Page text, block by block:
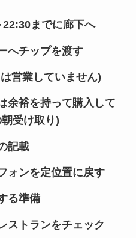
までに廊下へ
へチップを渡す
営業していません)
余裕を持って購入して
受け取り)
記載
ォンを定位置に戻す
る準備
ストランをチェック